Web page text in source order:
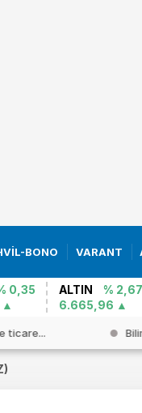
BONO VARANT
0,35
ALTIN
% 2,67
6.665,96
ticare...